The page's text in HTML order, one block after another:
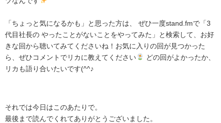
「ちょっと気になるかも」と思った方は、 ぜひ一度stand.fmで「3
代目社長の やったことがないことをやってみた」と検索して、お好
きな回から聴いてみてくださいね！お気に入りの回が見つかった
ら、ぜひコメントでリカに教えてください
どの回がよかったか、
リカも語り合いたいです(^^♪
それでは今日はこのあたりで。
最後まで読んでくれてありがとうございました。